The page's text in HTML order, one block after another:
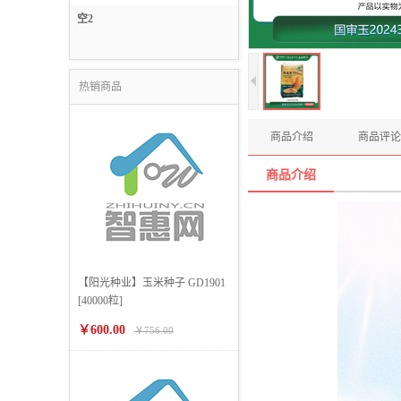
信息技术服务
空2
热销商品
【阳光种业】玉米种子 GD1901
[40000粒]
￥600.00 ￥756.00
商品介绍 商品评论
商品介绍